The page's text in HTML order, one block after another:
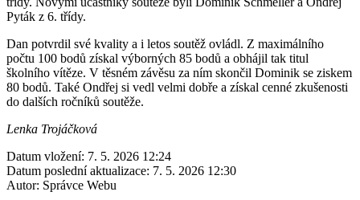
Pyták z 6. třídy.
Dan potvrdil své kvality a i letos soutěž ovládl. Z maximálního
počtu 100 bodů získal výborných 85 bodů a obhájil tak titul
školního vítěze. V těsném závěsu za ním skončil Dominik se ziskem
80 bodů. Také Ondřej si vedl velmi dobře a získal cenné zkušenosti
do dalších ročníků soutěže.
Lenka Trojáčková
Datum vložení: 7. 5. 2026 12:24
Datum poslední aktualizace: 7. 5. 2026 12:30
Autor: Správce Webu